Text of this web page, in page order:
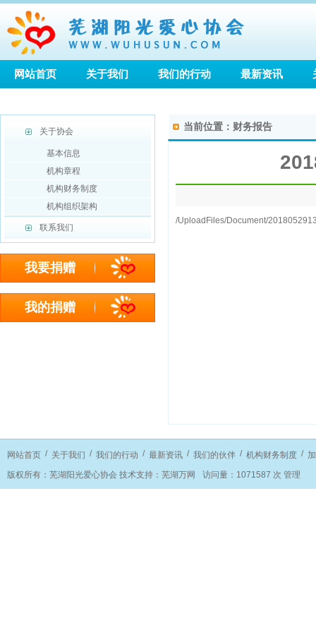
网站首页 关于我们 我们的行动 最新资讯
关于协会
基本信息
机构章程
机构财务制度
机构组织架构
联系我们
我要捐赠
我的捐赠
当前位置： 财务报告
/UploadFiles/Document/
网站首页 / 关于我们 / 我们的行动 / 最新资讯 / 我们的伙伴 / 机构财务制度 /
版权所有： 芜湖阳光爱心协会 技术支持： 芜湖万网 访问量： 1071587 次 管理